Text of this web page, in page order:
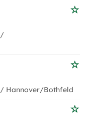
/
/ Hannover/Bothfeld